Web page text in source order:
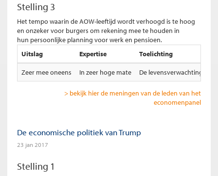
Stelling 3
Het tempo waarin de AOW-leeftijd wordt verhoogd is te hoog
en onzeker voor burgers om rekening mee te houden in
hun persoonlijke planning voor werk en pensioen.
Uitslag
Expertise Toelichting
Zeer mee oneens In zeer hoge mate De levensverwachting
> bekijk hier de meningen van de leden van het
economenpanel
De economische politiek van Trump
23 jan 2017
Stelling 1